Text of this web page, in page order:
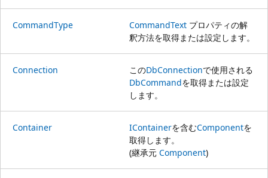
CommandType CommandText プロパティの解
釈方法を取得または設定します。
Connection このDbConnectionで使用される
DbCommandを取得または設定
します。
Container IContainerを含むComponentを
取得します。
(継承元 Component)